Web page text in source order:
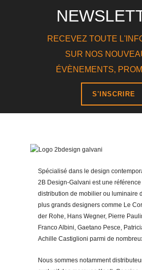
RECEVEZ TOUTE
SUR NOS
ÉVÈNEMENTS,
S'INSCRIRE
Spécialisé dans le design
2B Design-Galvani est une
distribution de mobilier ou luminaire
plus grands designers comme Le
der Rohe, Hans Wegner, Pierre
Franco Albini, Gaetano Pesce,
Achille Castiglioni parmi de
Nous sommes notamment